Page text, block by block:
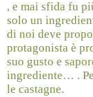
, e mai sfida fu
solo un
di noi deve
protagonista è
suo gusto e
ingrediente… .
le castagne.